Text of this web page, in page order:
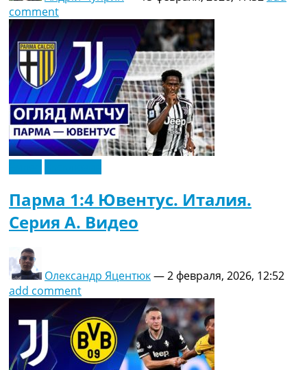
comment
Парма 1:4 Ювентус. Италия.
Серия A. Видео
Олександр Яцентюк—2 февраля, 2026, 12:52
add comment